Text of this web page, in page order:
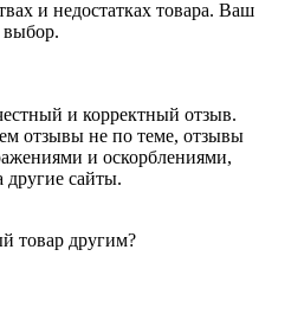
и недостатках товара. Ваш
выбор.
и корректный отзыв.
отзывы не по теме, отзывы
и оскорблениями,
другие сайты.
товар другим?